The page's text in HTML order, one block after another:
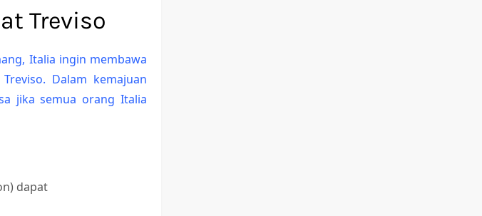
Treviso
Italia ingin membawa
Dalam kemajuan
jika semua orang Italia
dapat